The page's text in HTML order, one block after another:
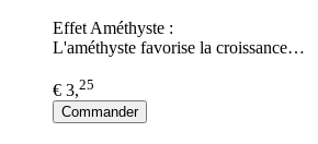
Effet Améthyste :
L'améthyste favorise la croissance…
€ 3,25
Commander